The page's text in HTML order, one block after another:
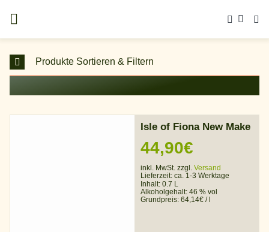
Inhalt
springen
Produkte Sortieren & Filtern
Isle of Fiona New Make
44,90€
inkl. MwSt. zzgl. Versand
Lieferzeit: ca. 1-3 Werktage
Inhalt: 0.7 L
Alkoholgehalt: 46 % vol
Grundpreis: 64,14€ /